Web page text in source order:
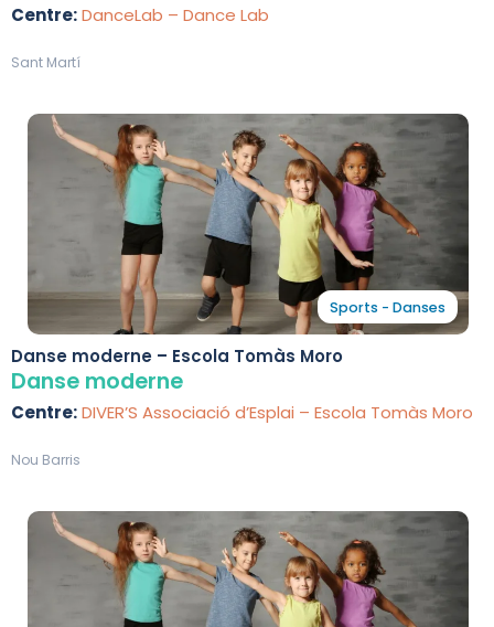
Centre:DanceLab – Dance Lab
Sant Martí
Sports - Danses
Danse moderne – Escola Tomàs Moro
Danse moderne
Centre:DIVER’S Associació d’Esplai – Escola Tomàs Moro
Nou Barris